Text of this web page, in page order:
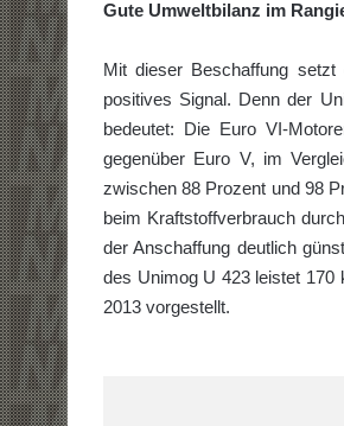
Gute Umweltbilanz im
Mit dieser Beschaffung setzt
positives Signal. Denn der
bedeutet: Die Euro VI-
gegenüber Euro V, im
zwischen 88 Prozent und 98
beim Kraftstoffverbrauch
der Anschaffung deutlich
des Unimog U 423 leistet 170
2013 vorgestellt.